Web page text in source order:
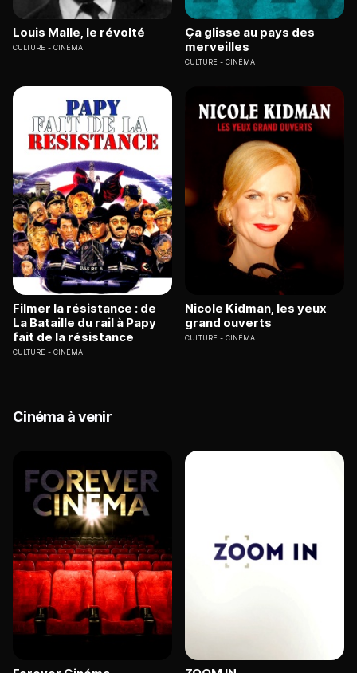
Louis Malle, le révolté
CULTURE CINÉMA
Ça glisse au pays des
merveilles
CULTURE CINÉMA
Filmer la résistance : de
La Bataille du rail à Papy
fait de la résistance
CULTURE CINÉMA
Nicole Kidman, les yeux
grand ouverts
CULTURE CINÉMA
Cinéma à venir